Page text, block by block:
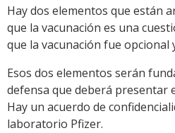
Hay dos elementos que están
que la vacunación es una
que la vacunación fue opcional
Esos dos elementos serán
defensa que deberá presentar
Hay un acuerdo de
laboratorio Pfizer.